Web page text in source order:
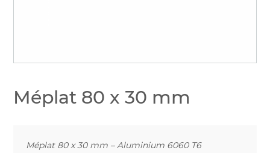
Méplat 80 x 30 mm
Méplat 80 x 30 mm – Aluminium 6060 T6